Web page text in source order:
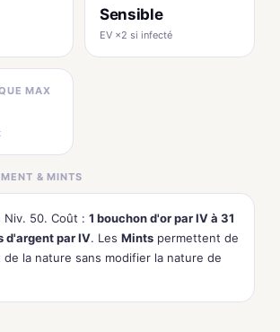
Sensible
EV ×2 si infecté
MAX
& MINTS
Niv. 50. Coût : 1 bouchon d'or par IV à 31
d'argent par IV. Les Mints permettent de
la nature sans modifier la nature de